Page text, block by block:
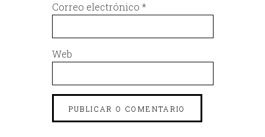
Correo electrónico *
Web